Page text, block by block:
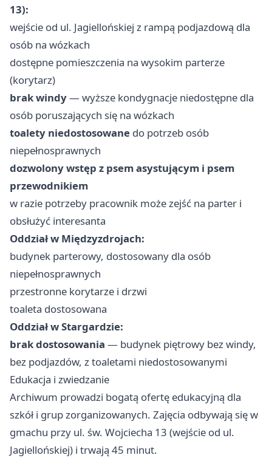
13):
wejście od ul. Jagiellońskiej z rampą podjazdową dla
osób na wózkach
dostępne pomieszczenia na wysokim parterze
(korytarz)
brak windy— wyższe kondygnacje niedostępne dla
osób poruszających się na wózkach
toalety niedostosowane do potrzeb osób
niepełnosprawnych
dozwolony wstęp z psem asystującym i psem
przewodnikiem
w razie potrzeby pracownik może zejść na parter i
obsłużyć interesanta
Oddział w Międzyzdrojach:
budynek parterowy, dostosowany dla osób
niepełnosprawnych
przestronne korytarze i drzwi
toaleta dostosowana
Oddział w Stargardzie:
brak dostosowania — budynek piętrowy bez windy,
bez podjazdów, z toaletami niedostosowanymi
Edukacja i zwiedzanie
Archiwum prowadzi bogatą ofertę edukacyjną dla
szkół i grup zorganizowanych. Zajęcia odbywają się w
gmachu przy ul. św. Wojciecha 13 (wejście od ul.
Jagiellońskiej) i trwają 45 minut.